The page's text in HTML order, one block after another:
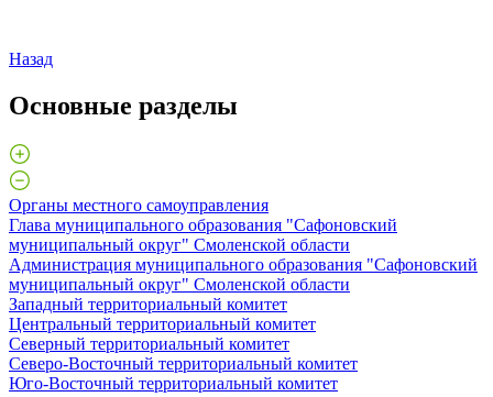
Назад
Основные разделы
Органы местного самоуправления
Глава муниципального образования "Сафоновский
муниципальный округ" Смоленской области
Администрация муниципального образования "Сафоновский
муниципальный округ" Смоленской области
Западный территориальный комитет
Центральный территориальный комитет
Северный территориальный комитет
Северо-Восточный территориальный комитет
Юго-Восточный территориальный комитет